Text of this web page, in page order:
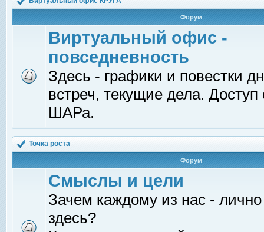
Форум
Виртуальный офис -
повседневность
Здесь - графики и повестки
встреч, текущие дела.
ШАРа.
Точка роста
Форум
Смыслы и цели
Зачем каждому из нас -
здесь?